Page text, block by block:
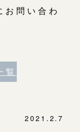
お問い合わ
覧
2021.2.7